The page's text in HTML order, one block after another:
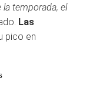
la temporada, el
Las
pico en